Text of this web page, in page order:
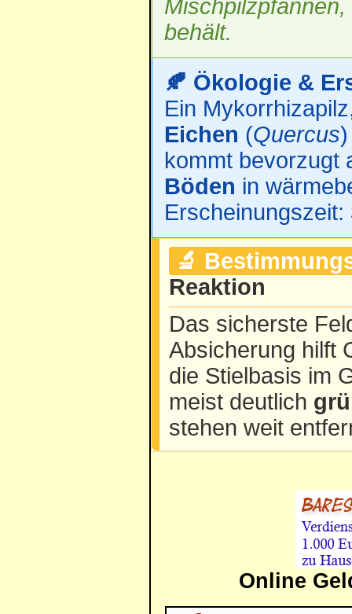
behält.
🍂 Ökologie &
Ein
Eichen (Quercus
kommt bevorzugt
Böden in
Erscheinungszeit:
🔬
Reaktion
Das sicherste
Absicherung hilft
die Stielbasis im
meist deutlich
stehen weit
Online